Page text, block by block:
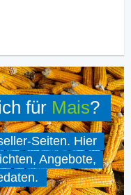
für Mais?
Seiten. Hier
Angebote,